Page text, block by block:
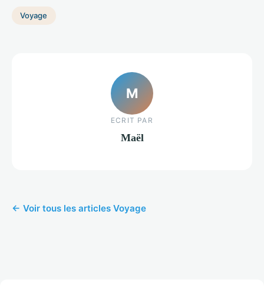
Voyage
M
ECRIT PAR
Maël
← Voir tous les articles Voyage